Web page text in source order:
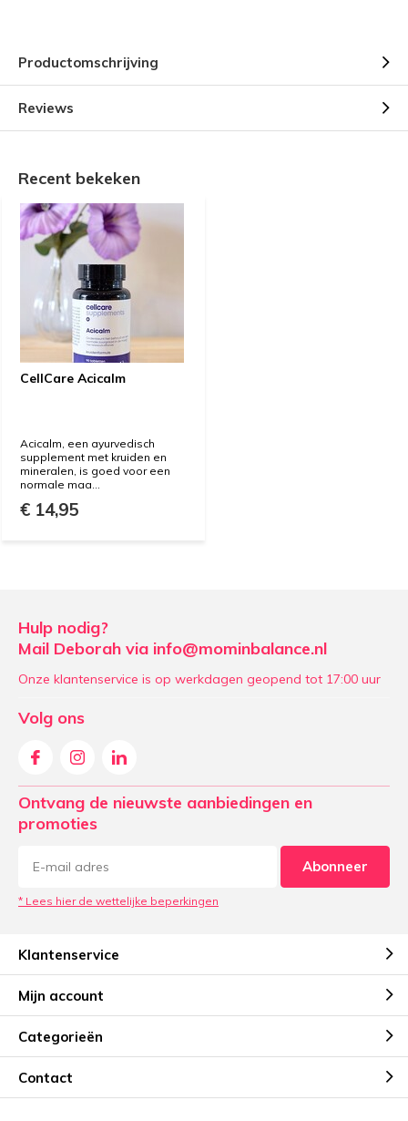
Productomschrijving
Reviews
Recent bekeken
CellCare Acicalm
Acicalm, een ayurvedisch
supplement met kruiden en
mineralen, is goed voor een
normale maa...
€ 14,95
Hulp nodig?
Mail Deborah via info@mominbalance.nl
Onze klantenservice is op werkdagen geopend tot 17:00 uur
Volg ons
Ontvang de nieuwste aanbiedingen en
promoties
Abonneer
* Lees hier de wettelijke beperkingen
Klantenservice
Mijn account
Categorieën
Contact